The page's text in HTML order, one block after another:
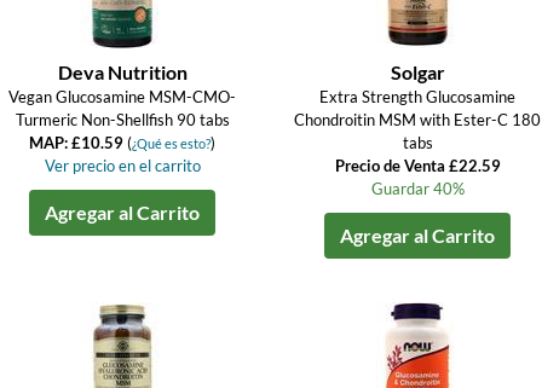
Deva Nutrition
Vegan Glucosamine MSM-CMO-
Turmeric Non-Shellfish 90 tabs
MAP: £10.59(¿Qué es esto?)
Ver precio en el carrito
Agregar al Carrito
Solgar
Extra Strength Glucosamine
Chondroitin MSM with Ester-C 180
tabs
Precio de Venta £22.59
Guardar 40%
Agregar al Carrito